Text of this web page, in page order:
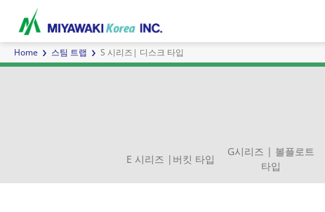
Home 스팀 트랩 S 시리즈| 디스크 타입
E 시리즈 |버킷 타입
G시리즈 | 볼플로트
타입